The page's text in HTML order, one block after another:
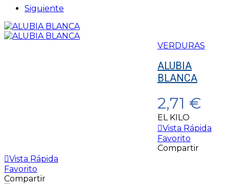
Siguiente
VERDURAS
ALUBIA
BLANCA
2,71 €
EL KILO
Vista Rápida
Favorito
Compartir
Vista Rápida
Favorito
Compartir